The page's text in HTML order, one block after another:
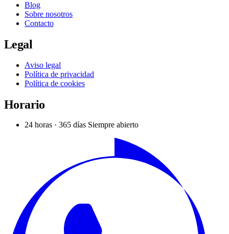
Blog
Sobre nosotros
Contacto
Legal
Aviso legal
Política de privacidad
Política de cookies
Horario
24 horas · 365 días Siempre abierto